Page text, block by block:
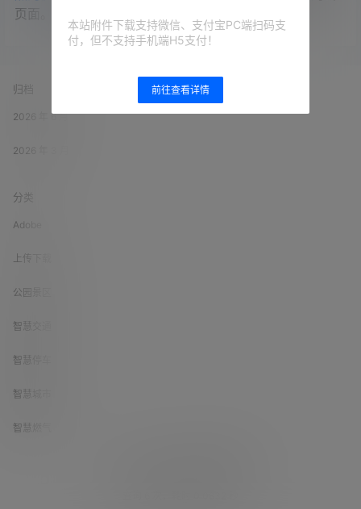
页面。祝您使用愉快！
本站附件下载支持微信、支付宝PC端扫码支
付，但不支持手机端H5支付！
前往查看详情
归档
2026 年 6 月
2026 年 3 月
分类
Adobe
上传下载
公园景区
智慧交通
智慧停车
智慧城市
智慧燃气